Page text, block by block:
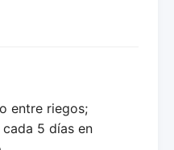
entre riegos;
5 días en